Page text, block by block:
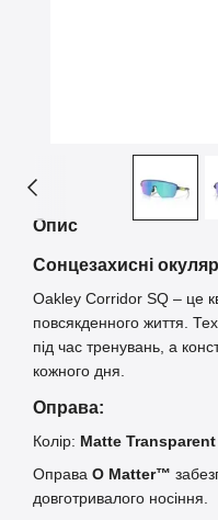
Опис
Сонцезахисні
Oakley Corridor SQ – це
повсякденного життя.
під час тренувань, а
кожного дня.
Оправа:
Колір: Matte
Оправа O Matter™
довготривалого носіння.